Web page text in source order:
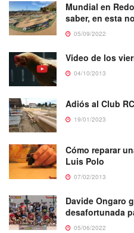
Mundial en
saber, en esta
05/09/2022
Video de los
04/10/2013
Adiós al Club
19/01/2023
Cómo reparar
Luis Polo
07/02/2013
Davide Ongaro
desafortunada
05/06/2022